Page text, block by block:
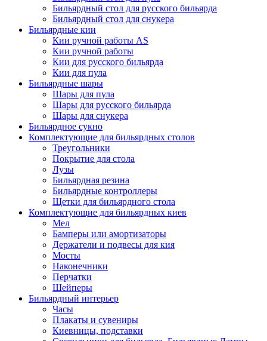
Бильярдный стол для русского бильярда
Бильярдный стол для снукера
Бильярдные кии
Кии ручной работы AS
Кии ручной работы
Кии для русского бильярда
Кии для пула
Бильярдные шары
Шары для пула
Шары для русского бильярда
Шары для снукера
Бильярдное сукно
Комплектующие для бильярдных столов
Треугольники
Покрытие для стола
Лузы
Бильярдная резина
Бильярдные контроллеры
Щетки для бильярдного стола
Комплектующие для бильярдных киев
Мел
Бамперы или амортизаторы
Держатели и подвесы для кия
Мосты
Наконечники
Перчатки
Шейперы
Бильярдный интерьер
Часы
Плакаты и сувениры
Киевницы, подставки